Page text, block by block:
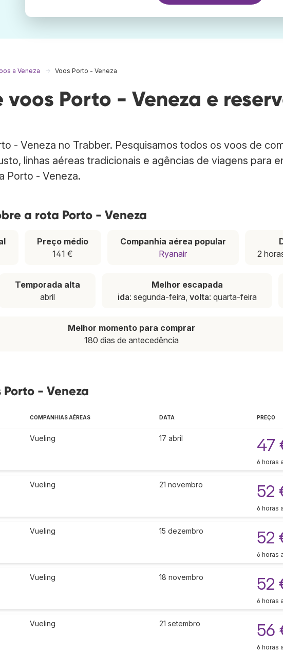
a Veneza Voos Porto - Veneza
voos Porto - Veneza e
- Veneza no Trabber. Pesquisamos todos os voos de
linhas aéreas tradicionais e agências de viagens para
Porto - Veneza.
a rota Porto - Veneza
Preço médio
141 €
Companhia aérea popular
Ryanair
2
Temporada alta
abril
Melhor escapada
ida: segunda-feira, volta: quarta-feira
Melhor momento para comprar
180 dias de antecedência
- Veneza
COMPANHIAS AÉREAS DATA PREÇO
Vueling 17 abril 47
6 horas
Vueling 21 novembro 52
6 horas
Vueling 15 dezembro 52
6 horas
Vueling 18 novembro 52
6 horas
Vueling 21 setembro 56
6 horas